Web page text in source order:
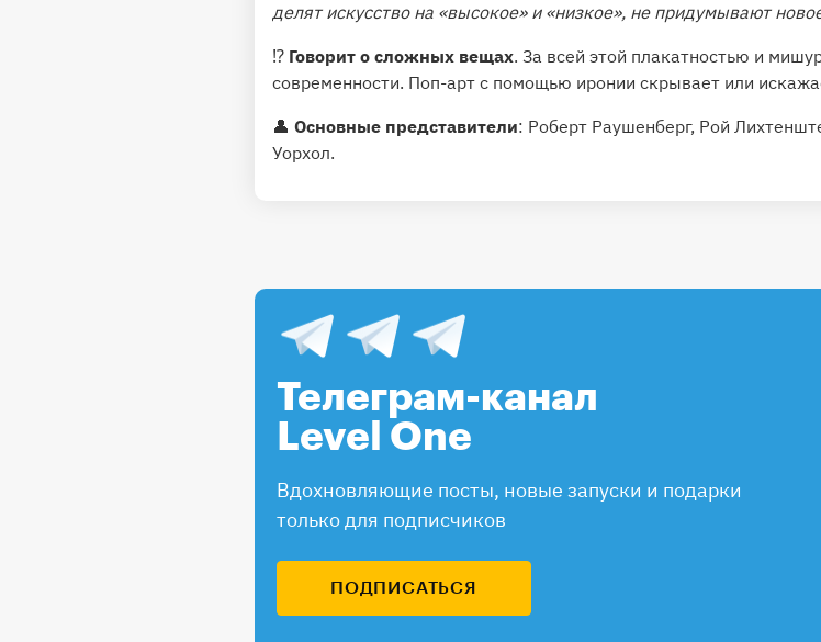
делят искусство на «высокое» и «низкое», не придумывают
⁉️ Говорит о сложных вещах. За всей этой плакатностью и
современности. Поп-арт с помощью иронии скрывает или
👤 Основные представители: Роберт Раушенберг, Рой
Уорхол.
Телеграм-канал
Level One
Вдохновляющие посты, новые запуски и подарки
только для подписчиков
ПОДПИСАТЬСЯ